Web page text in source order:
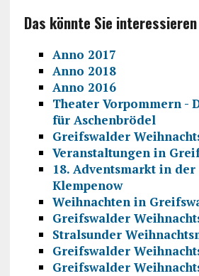
Das könnte Sie interessieren
Anno 2017
Anno 2018
Anno 2016
Theater Vorpommern -
für Aschenbrödel
Greifswalder
Veranstaltungen in
18. Adventsmarkt in der
Klempenow
Weihnachten in
Greifswalder
Stralsunder
Greifswalder
Greifswalder